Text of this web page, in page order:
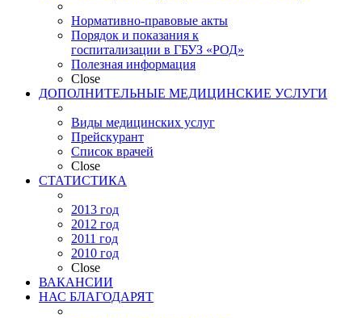
Нормативно-правовые акты
Порядок и показания к
госпитализации в ГБУЗ «РОД»
Полезная информация
Close
ДОПОЛНИТЕЛЬНЫЕ МЕДИЦИНСКИЕ УСЛУГИ
Виды медицинских услуг
Прейскурант
Список врачей
Close
СТАТИСТИКА
2013 год
2012 год
2011 год
2010 год
Close
ВАКАНСИИ
НАС БЛАГОДАРЯТ